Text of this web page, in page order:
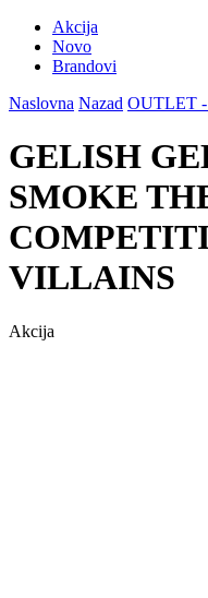
Akcija
Novo
Brandovi
Naslovna Nazad OUTLET
GELISH
SMOKE
VILLAINS
Akcija